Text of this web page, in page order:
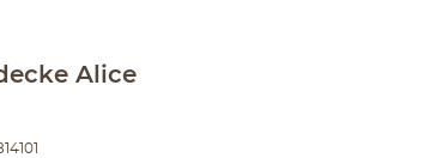
überspringen - Zum Seitenende
Alice